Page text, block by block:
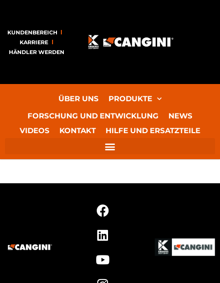
KUNDENBEREICH
KARRIERE
HÄNDLER WERDEN
ÜBER UNS
PRODUKTE
FORSCHUNG UND ENTWICKLUNG
NEWS
VIDEOS
KONTAKT HILFE UND ERSATZTEILE